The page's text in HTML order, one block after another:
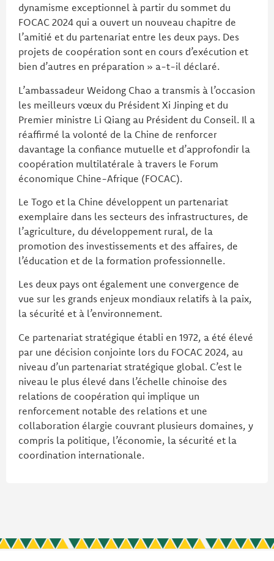
dynamisme exceptionnel à partir du sommet du
FOCAC 2024 qui a ouvert un nouveau chapitre de
l’amitié et du partenariat entre les deux pays. Des
projets de coopération sont en cours d’exécution et
bien d’autres en préparation » a-t-il déclaré.
L’ambassadeur Weidong Chao a transmis à l’occasion
les meilleurs vœux du Président Xi Jinping et du
Premier ministre Li Qiang au Président du Conseil. Il a
réaffirmé la volonté de la Chine de renforcer
davantage la confiance mutuelle et d’approfondir la
coopération multilatérale à travers le Forum
économique Chine-Afrique (FOCAC).
Le Togo et la Chine développent un partenariat
exemplaire dans les secteurs des infrastructures, de
l’agriculture, du développement rural, de la
promotion des investissements et des affaires, de
l’éducation et de la formation professionnelle.
Les deux pays ont également une convergence de
vue sur les grands enjeux mondiaux relatifs à la paix,
la sécurité et à l’environnement.
Ce partenariat stratégique établi en 1972, a été élevé
par une décision conjointe lors du FOCAC 2024, au
niveau d’un partenariat stratégique global. C’est le
niveau le plus élevé dans l’échelle chinoise des
relations de coopération qui implique un
renforcement notable des relations et une
collaboration élargie couvrant plusieurs domaines, y
compris la politique, l’économie, la sécurité et la
coordination internationale.